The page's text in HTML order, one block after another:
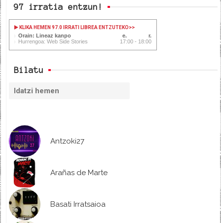
97 irratia entzun!
KLIKA HEMEN 97.0 IRRATI LIBREA ENTZUTEKO>>
Orain: Lineaz kanpo
Hurrengoa: Web Side Stories
17:00 - 18:00
Bilatu
Antzoki27
Arañas de Marte
Basati Irratsaioa